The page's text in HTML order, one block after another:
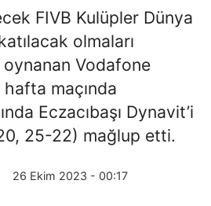
FIVB Kulüpler Dünya
olmaları
Vodafone
maçında
Eczacıbaşı Dynavit’i
25-22) mağlup etti.
26 Ekim 2023 - 00:17